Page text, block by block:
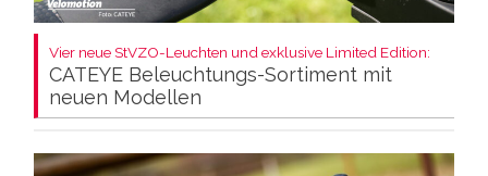
Vier neue StVZO-Leuchten und exklusive Limited Edition:
CATEYE Beleuchtungs-Sortiment mit
neuen Modellen